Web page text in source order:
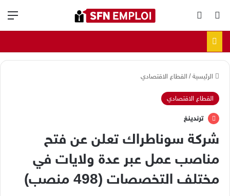
بحث عنالوضع المظلم
الرئيسية/ القطاع الاقتصادي
القطاع الاقتصادي
ترندينغ
شركة سوناطراك تعلن عن فتح
مناصب عمل عبر عدة ولايات في
مختلف التخصصات (498 منصب)